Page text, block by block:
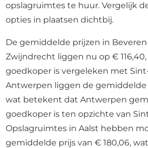
opslagruimtes te huur. Vergelijk
opties in plaatsen dichtbij.
De gemiddelde prijzen in
Zwijndrecht liggen nu op €
goedkoper is vergeleken met
Antwerpen liggen de gemiddelde
wat betekent dat Antwerpen
goedkoper is ten opzichte van
Opslagruimtes in Aalst hebben
gemiddelde prijs van € 180,06,